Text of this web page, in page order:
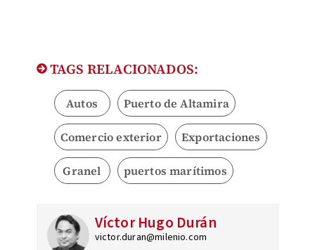
TAGS RELACIONADOS:
Autos Puerto de Altamira
Comercio exterior Exportaciones
Granel puertos marítimos
Víctor Hugo Durán
victor.duran@milenio.com